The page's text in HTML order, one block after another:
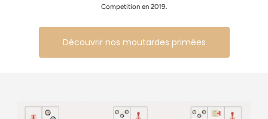
Competition en 2019.
Découvrir nos moutardes primées